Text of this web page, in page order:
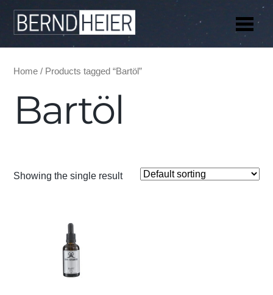
Home / Products tagged “Bartöl”
Bartöl
Showing the single result